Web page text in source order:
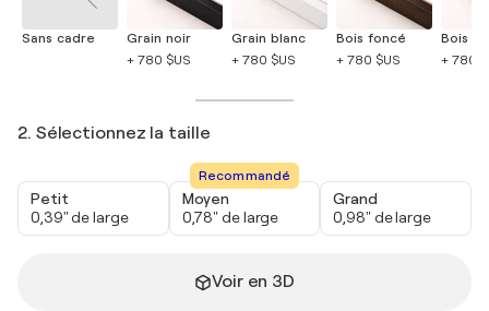
Sans cadre
Grain noir
+ 780 $US
Grain blanc
+ 780 $US
Bois foncé
+ 780 $US
Bois
+ 780
2. Sélectionnez la taille
Petit
0,39" de large
Recommandé
Moyen
0,78" de large
Grand
0,98" de large
Voir en 3D